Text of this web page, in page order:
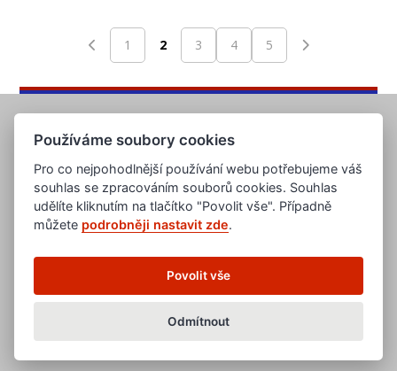
1 2 3 4 5
www.evropska-databanka.cz
www.edb.eu
www.poptavka.net
www.nabidka.net
www.14000.cz
Používáme soubory cookies
Pro co nejpohodlnější používání webu potřebujeme váš
souhlas se zpracováním souborů cookies. Souhlas
udělíte kliknutím na tlačítko "Povolit vše". Případně
můžete podrobněji nastavit zde.
Povolit vše
Odmítnout